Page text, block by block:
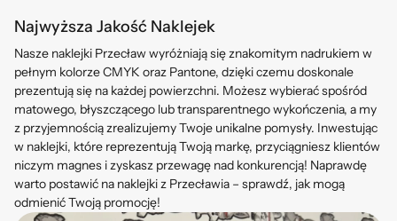
Najwyższa Jakość Naklejek
Nasze naklejki Przecław wyróżniają się znakomitym nadrukiem w
pełnym kolorze CMYK oraz Pantone, dzięki czemu doskonale
prezentują się na każdej powierzchni. Możesz wybierać spośród
matowego, błyszczącego lub transparentnego wykończenia, a my
z przyjemnością zrealizujemy Twoje unikalne pomysły. Inwestując
w naklejki, które reprezentują Twoją markę, przyciągniesz klientów
niczym magnes i zyskasz przewagę nad konkurencją! Naprawdę
warto postawić na naklejki z Przecławia – sprawdź, jak mogą
odmienić Twoją promocję!